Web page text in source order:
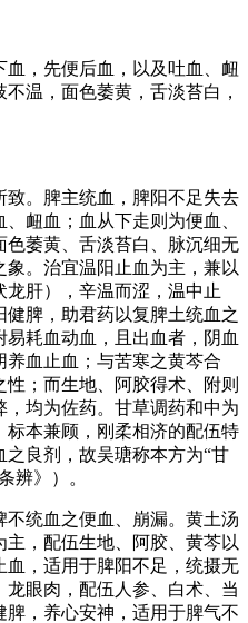
，先便后血，以及吐血、衄
温，面色萎黄，舌淡苔白，
。脾主统血，脾阳不足失去
衄血；血从下走则为便血、
色萎黄、舌淡苔白、脉沉细无
。治宜温阳止血为主，兼以
肝），辛温而涩，温中止
脾，助君药以复脾土统血之
耗血动血，且出血者，阴血
血止血；与苦寒之黄芩合
；而生地、阿胶得术、附则
均为佐药。甘草调药和中为
本兼顾，刚柔相济的配伍特
良剂，故吴瑭称本方为“甘
辨》）。
统血之便血、崩漏。黄土汤
，配伍生地、阿胶、黄芩以
，适用于脾阳不足，统摄无
眼肉，配伍人参、白术、当
，养心安神，适用于脾气不